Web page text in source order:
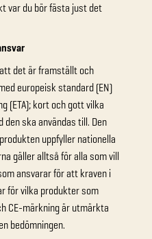
var du bör fästa just det
det är framställt och
europeisk standard (EN)
(ETA); kort och gott vilka
den ska användas till. Den
uppfyller nationella
gäller alltså för alla som vill
ansvarar för att kraven i
för vilka produkter som
CE-märkning är utmärkta
bedömningen.